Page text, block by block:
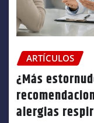
ARTÍCULOS
¿Más
alergias